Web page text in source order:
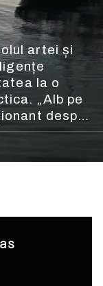
artei și
la o
„Alb pe
despre
într-